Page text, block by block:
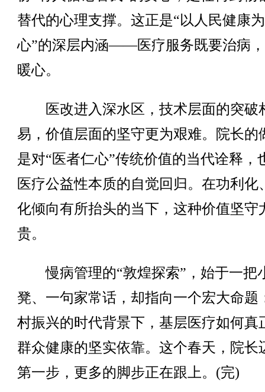
替代的心理支撑。这正是“以人民健康
心”的深层内涵——医疗服务既要治病
暖心。
医改进入深水区，技术层面的突破
易，价值层面的坚守更为艰难。院长的
是对“医者仁心”传统价值的当代诠释，
医疗公益性本质的自觉回归。在功利化
化倾向有所抬头的当下，这种价值坚守
贵。
慢病管理的“敦煌探索”，始于一把
凳、一句家常话，却指向一个宏大命题
村振兴的时代背景下，基层医疗如何真
群众健康的坚实依靠。这个春天，院长
第一步，更多的脚步正在跟上。(完)